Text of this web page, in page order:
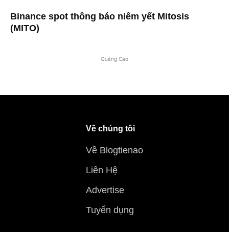
Binance spot thông báo niêm yết Mitosis
(MITO)
Quảng Cáo
Về chúng tôi
Về Blogtienao
Liên Hệ
Advertise
Tuyển dụng